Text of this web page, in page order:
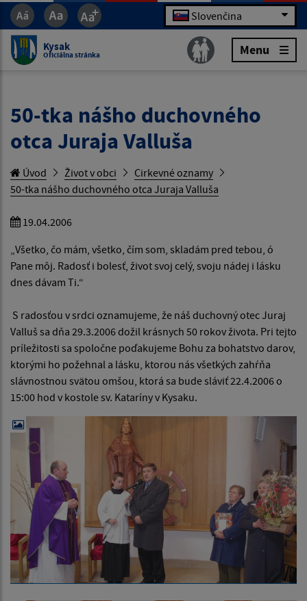
Slovenčina
Kysak
Oficiálna stránka Menu
50-tka nášho duchovného
otca Juraja Valluša
Úvod Život v obci
Cirkevné oznamy
50-tka nášho duchovného otca Juraja Valluša
19.04.2006
„Všetko, čo mám, všetko, čím som, skladám pred tebou, ó
Pane môj. Radosť i bolesť, život svoj celý, svoju nádej i lásku
dnes dávam Ti.“
S radosťou v srdci oznamujeme, že náš duchovný otec Juraj
Valluš sa dňa 29.3.2006 dožil krásnych 50 rokov života. Pri tejto
príležitosti sa spoločne poďakujeme Bohu za bohatstvo darov,
ktorými ho požehnal a lásku, ktorou nás všetkých zahŕňa
slávnostnou svätou omšou, ktorá sa bude sláviť 22.4.2006 o
15:00 hod v kostole sv. Kataríny v Kysaku.